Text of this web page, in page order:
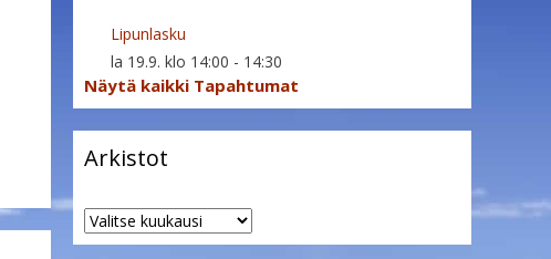
Lipunlasku
la 19.9. klo 14:00 - 14:30
Näytä kaikki Tapahtumat
Arkistot
Arkistot